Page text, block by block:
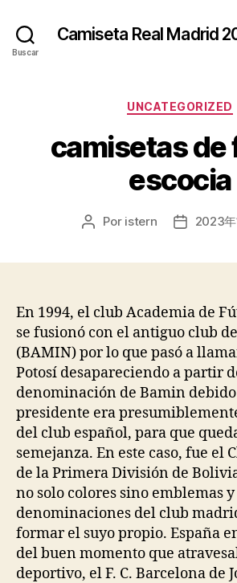
Buscar
Camiseta Real Madrid
UNCATEGORIZED
camisetas de
escocia
Autor
Por istern
Fecha2023年
En 1994, el club Academia de
se fusionó con el antiguo club
(BAMIN) por lo que pasó a
Potosí desapareciendo a partir
denominación de Bamin debido
presidente era
del club español, para que
semejanza. En este caso, fue el
de la Primera División de
no solo colores sino emblemas y
denominaciones del club
formar el suyo propio. España
del buen momento que
deportivo, el F. C. Barcelona de